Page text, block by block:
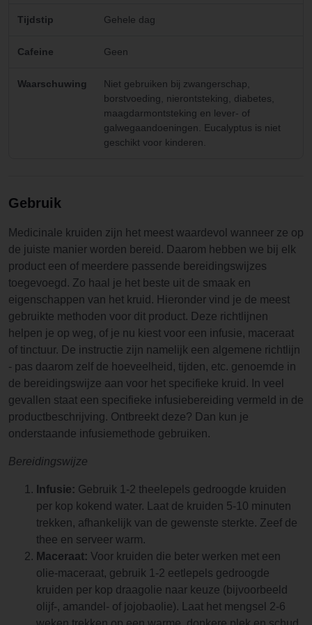
Tijdstip Gehele dag
Cafeine Geen
Waarschuwing
Niet gebruiken bij zwangerschap,
borstvoeding, nierontsteking, diabetes,
maagdarmontsteking en lever- of
galwegaandoeningen. Eucalyptus is niet
geschikt voor kinderen.
Gebruik
Medicinale kruiden zijn het meest waardevol wanneer ze op
de juiste manier worden bereid. Daarom hebben we bij elk
product een of meerdere passende bereidingswijzes
toegevoegd. Zo haal je het beste uit de smaak en
eigenschappen van het kruid. Hieronder vind je de meest
gebruikte methoden voor dit product. Deze richtlijnen
helpen je op weg, of je nu kiest voor een infusie, maceraat
of tinctuur. De instructie zijn namelijk een algemene richtlijn
- pas daarom zelf de hoeveelheid, tijden, etc. genoemde in
de bereidingswijze aan voor het specifieke kruid. In veel
gevallen staat een specifieke infusiebereiding vermeld in de
productbeschrijving. Ontbreekt deze? Dan kun je
onderstaande infusiemethode gebruiken.
Bereidingswijze
Infusie: Gebruik 1-2 theelepels gedroogde kruiden
per kop kokend water. Laat de kruiden 5-10 minuten
trekken, afhankelijk van de gewenste sterkte. Zeef de
thee en serveer warm.
Maceraat: Voor kruiden die beter werken met een
olie-maceraat, gebruik 1-2 eetlepels gedroogde
kruiden per kop draagolie naar keuze (bijvoorbeeld
olijf-, amandel- of jojobaolie). Laat het mengsel 2-6